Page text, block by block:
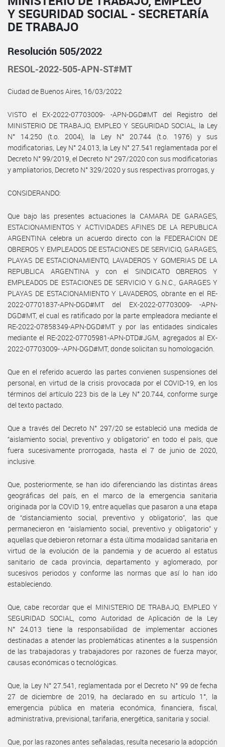
Y SEGURIDAD SOCIAL - SECRETARÍA
DE TRABAJO
Resolución 505/2022
RESOL-2022-505-APN-ST#MT
Ciudad de Buenos Aires, 16/03/2022
VISTO el EX-2022-07703009- -APN-DGD#MT del Registro del
MINISTERIO DE TRABAJO, EMPLEO Y SEGURIDAD SOCIAL, la Ley
N° 14.250 (t.o. 2004), la Ley N° 20.744 (t.o. 1976) y sus
modificatorias, Ley N° 24.013, la Ley N° 27.541 reglamentada por el
Decreto N° 99/2019, el Decreto N° 297/2020 con sus modificatorias
y ampliatorios, Decreto N° 329/2020 y sus respectivas prorrogas, y
CONSIDERANDO:
Que bajo las presentes actuaciones la CAMARA DE GARAGES,
ESTACIONAMIENTOS Y ACTIVIDADES AFINES DE LA REPUBLICA
ARGENTINA celebra un acuerdo directo con la FEDERACION DE
OBREROS Y EMPLEADOS DE ESTACIONES DE SERVICIO, GARAGES,
PLAYAS DE ESTACIONAMIENTO, LAVADEROS Y GOMERIAS DE LA
REPUBLICA ARGENTINA y con el SINDICATO OBREROS Y
EMPLEADOS DE ESTACIONES DE SERVICIO Y G.N.C., GARAGES Y
PLAYAS DE ESTACIONAMIENTO Y LAVADEROS, obrante en el RE-
2022-07701837-APN-DGD#MT del EX-2022-07703009- -APN-
DGD#MT, el cual es ratificado por la parte empleadora mediante el
RE-2022-07858349-APN-DGD#MT y por las entidades sindicales
mediante el RE-2022-07705981-APN-DTD#JGM, agregados al EX-
2022-07703009- -APN-DGD#MT, donde solicitan su homologación.
Que en el referido acuerdo las partes convienen suspensiones del
personal, en virtud de la crisis provocada por el COVID-19, en los
términos del artículo 223 bis de la Ley N° 20.744, conforme surge
del texto pactado.
Que a través del Decreto N° 297/20 se estableció una medida de
“aislamiento social, preventivo y obligatorio” en todo el país, que
fuera sucesivamente prorrogada, hasta el 7 de junio de 2020,
inclusive.
Que, posteriormente, se han ido diferenciando las distintas áreas
geográficas del país, en el marco de la emergencia sanitaria
originada por la COVID 19, entre aquellas que pasaron a una etapa
de “distanciamiento social, preventivo y obligatorio”, las que
permanecieron en “aislamiento social, preventivo y obligatorio” y
aquellas que debieron retornar a ésta última modalidad sanitaria en
virtud de la evolución de la pandemia y de acuerdo al estatus
sanitario de cada provincia, departamento y aglomerado, por
sucesivos periodos y conforme las normas que así lo han ido
estableciendo.
Que, cabe recordar que el MINISTERIO DE TRABAJO, EMPLEO Y
SEGURIDAD SOCIAL, como Autoridad de Aplicación de la Ley
N° 24.013 tiene la responsabilidad de implementar acciones
destinadas a atender las problemáticas atinentes a la suspensión
de las trabajadoras y trabajadores por razones de fuerza mayor,
causas económicas o tecnológicas.
Que, la Ley N° 27.541, reglamentada por el Decreto N° 99 de fecha
27 de diciembre de 2019, ha declarado en su artículo 1°, la
emergencia pública en materia económica, financiera, fiscal,
administrativa, previsional, tarifaria, energética, sanitaria y social.
Que, por las razones antes señaladas, resulta necesario la adopción